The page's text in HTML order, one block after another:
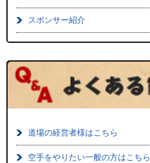
スポンサー紹介
道場の経営者様はこちら
空手をやりたい一般の方はこちら